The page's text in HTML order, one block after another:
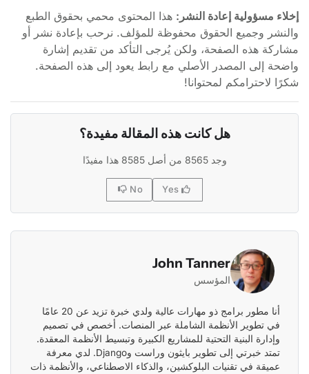
إخلاء مسؤولية إعادة النشر: هذا المحتوى محمي بحقوق الطبع
والنشر وجميع الحقوق محفوظة للمؤلف. نرحب بإعادة نشر أو
مشاركة هذه الصفحة، ولكن يُرجى التأكد من تقديم إشارة
واضحة إلى المصدر الأصلي مع رابط يعود إلى هذه الصفحة.
شكرًا لاحترامكم لمحتوانا!
هل كانت هذه المقالة مفيدة؟
وجد 8565 من أصل 8585 هذا مفيدًا
Yes
No
John Tanner
المؤسس
أنا مطور برامج ذو مهارات عالية ولدي خبرة تزيد عن 20 عامًا
في تطوير الأنظمة الشاملة عبر المنصات. أخصص في تصميم
وإدارة البنية التحتية للمشاريع الكبيرة وتبسيط الأنظمة المعقدة.
تمتد خبرتي إلى تطوير بايثون وراست وDjango. لدي معرفة
عميقة في تقنيات البلوكشين، والذكاء الاصطناعي، والأنظمة ذات